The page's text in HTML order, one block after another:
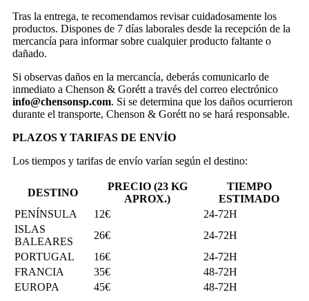
Tras la entrega, te recomendamos revisar cuidadosamente los
productos. Dispones de 7 días laborales desde la recepción de la
mercancía para informar sobre cualquier producto faltante o
dañado.
Si observas daños en la mercancía, deberás comunicarlo de
inmediato a Chenson & Gorétt a través del correo electrónico
info@chensonsp.com. Si se determina que los daños ocurrieron
durante el transporte, Chenson & Gorétt no se hará responsable.
PLAZOS Y TARIFAS DE ENVÍO
Los tiempos y tarifas de envío varían según el destino:
DESTINO
PRECIO (23 KG
APROX.)
TIEMPO
ESTIMADO
PENÍNSULA
12€
24-72H
ISLAS
BALEARES
26€
24-72H
PORTUGAL
16€
24-72H
FRANCIA
35€
48-72H
EUROPA
45€ 48-72H